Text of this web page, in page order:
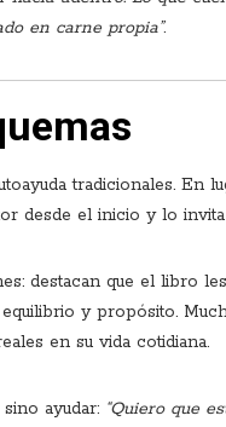
en carne propia”.
tradicionales. En
desde el inicio y lo
destacan que el libro
y propósito.
en su vida cotidiana.
ayudar: “Quiero que